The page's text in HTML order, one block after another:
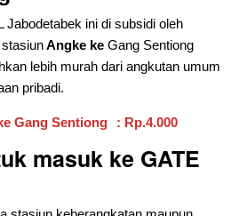
ini di subsidi oleh
Angke ke Gang Sentiong
lebih murah dari angkutan umum
pribadi.
Gang Sentiong : Rp.4.000
masuk ke GATE